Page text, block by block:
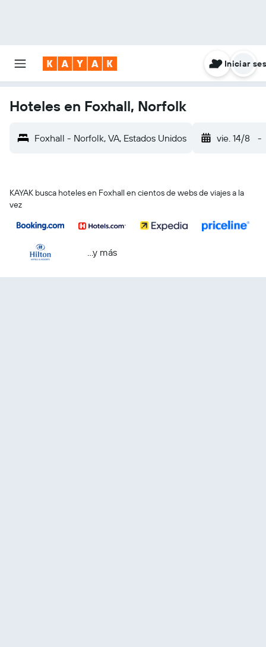
Iniciar
Hoteles en Foxhall, Norfolk
Foxhall - Norfolk, VA, Estados Unidos vie. 14/8 -
KAYAK busca hoteles en Foxhall en cientos de webs de viajes a la
vez
...y más